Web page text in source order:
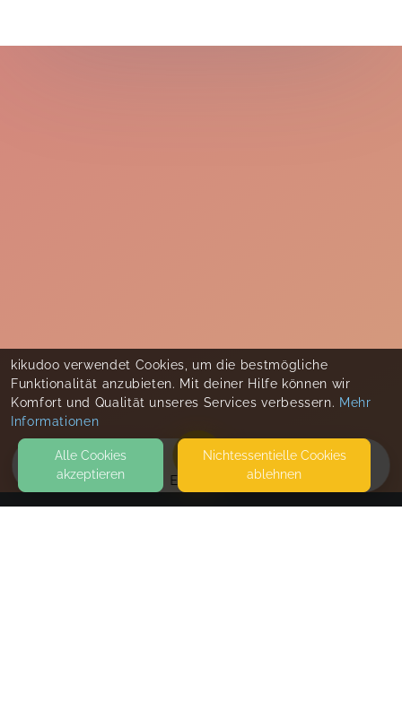
EVENTS
kikudoo verwendet Cookies, um die bestmögliche
Funktionalität anzubieten. Mit deiner Hilfe können wir
Komfort und Qualität unseres Services verbessern. Mehr
Informationen
Alle Cookies
akzeptieren
Nicht­essentielle Cookies
ablehnen